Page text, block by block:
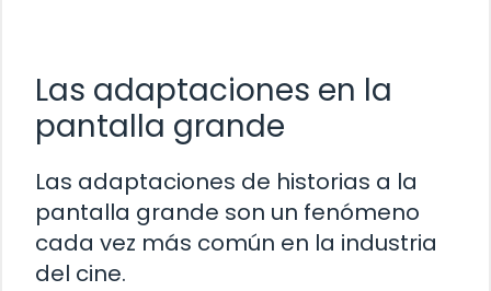
Las adaptaciones en la
pantalla grande
Las adaptaciones de historias a la
pantalla grande son un fenómeno
cada vez más común en la industria
del cine.